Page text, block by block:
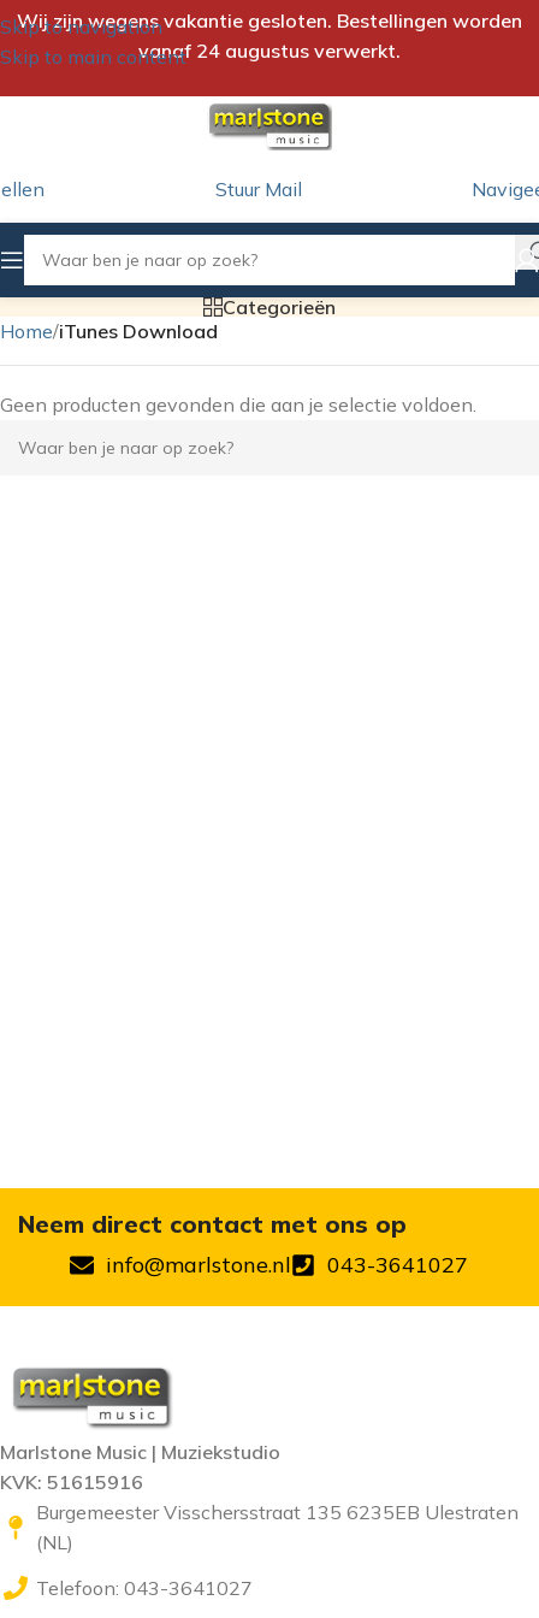
Skip to navigation
Skip to main content
Wij zijn wegens vakantie gesloten. Bestellingen worden
vanaf 24 augustus verwerkt.
Stuur Mail
Categorieën
Home/iTunes Download
Geen producten gevonden die aan je selectie voldoen.
Neem direct contact met ons op
info@marlstone.nl 043-3641027
Marlstone Music | Muziekstudio
KVK: 51615916
Burgemeester Visschersstraat 135 6235EB Ulestraten
(NL)
Telefoon: 043-3641027